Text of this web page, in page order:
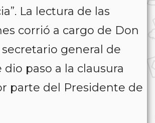
La lectura de las
corrió a cargo de Don
secretario general de
dio paso a la clausura
parte del Presidente de